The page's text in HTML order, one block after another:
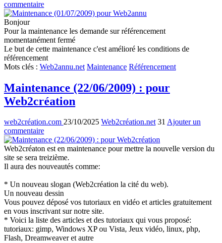
commentaire
Bonjour
Pour la maintenance les demande sur référencement
momentanément fermé
Le but de cette maintenance c'est amélioré les conditions de
référencement
Mots clés : Web2annu.net Maintenance Référencement
Maintenance (22/06/2009) : pour
Web2création
web2création.com 23/10/2025 Web2création.net 31 Ajouter un
commentaire
Web2créaton est en maintenance pour mettre la nouvelle version du
site se sera treizième.
Il aura des nouveautés comme:
* Un nouveau slogan (Web2création la cité du web).
Un nouveau dessin
Vous pouvez déposé vos tutoriaux en vidéo et articles gratuitement
en vous inscrivant sur notre site.
* Voici la liste des articles et des tutoriaux qui vous proposé:
tutoriaux: gimp, Windows XP ou Vista, Jeux vidéo, linux, php,
Flash, Dreamweaver et autre